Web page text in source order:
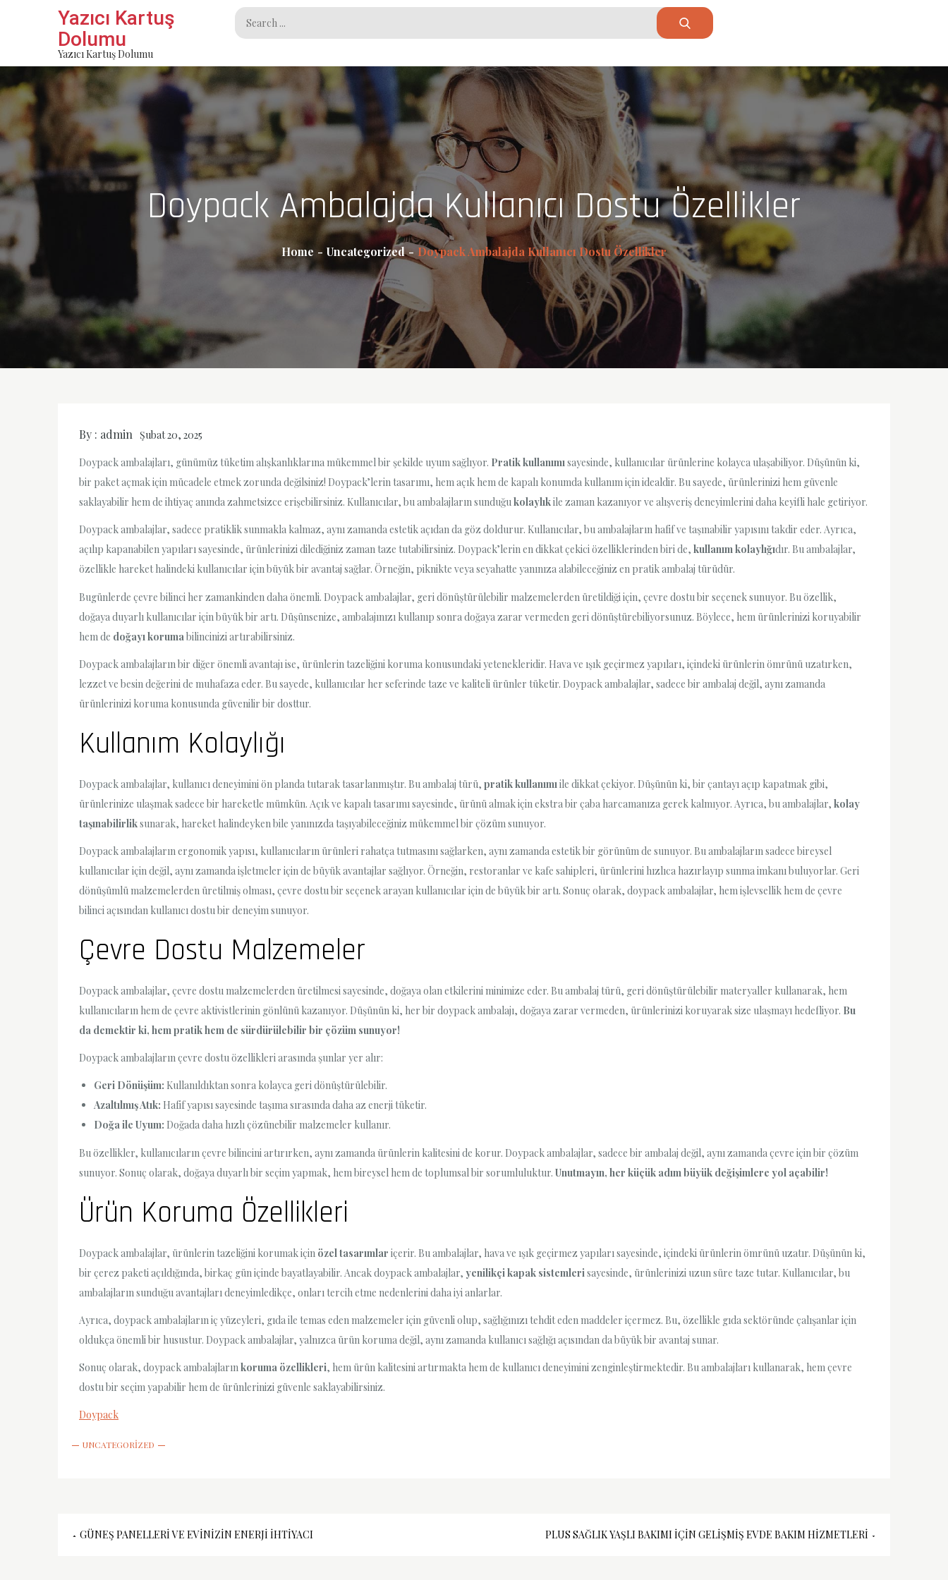
Yazıcı Kartuş
Dolumu
Yazıcı Kartuş Dolumu
Search
for:
Doypack Ambalajda Kullanıcı Dostu Özellikler
Home Uncategorized Doypack Ambalajda Kullanıcı Dostu Özellikler
By : admin Şubat 20, 2025
Doypack ambalajları, günümüz tüketim alışkanlıklarına mükemmel bir şekilde uyum sağlıyor. Pratik kullanımısayesinde, kullanıcılar ürünlerine kolayca ulaşabiliyor. Düşünün ki,
bir paket açmak için mücadele etmek zorunda değilsiniz! Doypack’lerin tasarımı, hem açık hem de kapalı konumda kullanım için idealdir. Bu sayede, ürünlerinizi hem güvenle
saklayabilir hem de ihtiyaç anında zahmetsizce erişebilirsiniz. Kullanıcılar, bu ambalajların sunduğukolaylıkile zaman kazanıyor ve alışveriş deneyimlerini daha keyifli hale getiriyor.
Doypack ambalajlar, sadece pratiklik sunmakla kalmaz, aynı zamanda estetik açıdan da göz doldurur. Kullanıcılar, bu ambalajların hafif ve taşınabilir yapısını takdir eder. Ayrıca,
açılıp kapanabilen yapıları sayesinde, ürünlerinizi dilediğiniz zaman taze tutabilirsiniz. Doypack’lerin en dikkat çekici özelliklerinden biri de, kullanım kolaylığıdır. Bu ambalajlar,
özellikle hareket halindeki kullanıcılar için büyük bir avantaj sağlar. Örneğin, piknikte veya seyahatte yanınıza alabileceğiniz en pratik ambalaj türüdür.
Bugünlerde çevre bilinci her zamankinden daha önemli. Doypack ambalajlar, geri dönüştürülebilir malzemelerden üretildiği için, çevre dostu bir seçenek sunuyor. Bu özellik,
doğaya duyarlı kullanıcılar için büyük bir artı. Düşünsenize, ambalajınızı kullanıp sonra doğaya zarar vermeden geri dönüştürebiliyorsunuz. Böylece, hem ürünlerinizi koruyabilir
hem de doğayı koruma bilincinizi artırabilirsiniz.
Doypack ambalajların bir diğer önemli avantajı ise, ürünlerin tazeliğini koruma konusundaki yetenekleridir. Hava ve ışık geçirmez yapıları, içindeki ürünlerin ömrünü uzatırken,
lezzet ve besin değerini de muhafaza eder. Bu sayede, kullanıcılar her seferinde taze ve kaliteli ürünler tüketir. Doypack ambalajlar, sadece bir ambalaj değil, aynı zamanda
ürünlerinizi koruma konusunda güvenilir bir dosttur.
Kullanım Kolaylığı
Doypack ambalajlar, kullanıcı deneyimini ön planda tutarak tasarlanmıştır. Bu ambalaj türü, pratik kullanımı ile dikkat çekiyor. Düşünün ki, bir çantayı açıp kapatmak gibi,
ürünlerinize ulaşmak sadece bir hareketle mümkün. Açık ve kapalı tasarımı sayesinde, ürünü almak için ekstra bir çaba harcamanıza gerek kalmıyor. Ayrıca, bu ambalajlar, kolay
taşınabilirliksunarak, hareket halindeyken bile yanınızda taşıyabileceğiniz mükemmel bir çözüm sunuyor.
Doypack ambalajların ergonomik yapısı, kullanıcıların ürünleri rahatça tutmasını sağlarken, aynı zamanda estetik bir görünüm de sunuyor. Bu ambalajların sadece bireysel
kullanıcılar için değil, aynı zamanda işletmeler için de büyük avantajlar sağlıyor. Örneğin, restoranlar ve kafe sahipleri, ürünlerini hızlıca hazırlayıp sunma imkanı buluyorlar. Geri
dönüşümlü malzemelerden üretilmiş olması, çevre dostu bir seçenek arayan kullanıcılar için de büyük bir artı. Sonuç olarak, doypack ambalajlar, hem işlevsellik hem de çevre
bilinci açısından kullanıcı dostu bir deneyim sunuyor.
Çevre Dostu Malzemeler
Doypack ambalajlar, çevre dostu malzemelerden üretilmesi sayesinde, doğaya olan etkilerini minimize eder. Bu ambalaj türü, geri dönüştürülebilir materyaller kullanarak, hem
kullanıcıların hem de çevre aktivistlerinin gönlünü kazanıyor. Düşünün ki, her bir doypack ambalajı, doğaya zarar vermeden, ürünlerinizi koruyarak size ulaşmayı hedefliyor. Bu
da demektir ki, hem pratik hem de sürdürülebilir bir çözüm sunuyor!
Doypack ambalajların çevre dostu özellikleri arasında şunlar yer alır:
Geri Dönüşüm: Kullanıldıktan sonra kolayca geri dönüştürülebilir.
Azaltılmış Atık: Hafif yapısı sayesinde taşıma sırasında daha az enerji tüketir.
Doğa ile Uyum: Doğada daha hızlı çözünebilir malzemeler kullanır.
Bu özellikler, kullanıcıların çevre bilincini artırırken, aynı zamanda ürünlerin kalitesini de korur. Doypack ambalajlar, sadece bir ambalaj değil, aynı zamanda çevre için bir çözüm
sunuyor. Sonuç olarak, doğaya duyarlı bir seçim yapmak, hem bireysel hem de toplumsal bir sorumluluktur. Unutmayın, her küçük adım büyük değişimlere yol açabilir!
Ürün Koruma Özellikleri
Doypack ambalajlar, ürünlerin tazeliğini korumak için özel tasarımlar içerir. Bu ambalajlar, hava ve ışık geçirmez yapıları sayesinde, içindeki ürünlerin ömrünü uzatır. Düşünün ki,
bir çerez paketi açıldığında, birkaç gün içinde bayatlayabilir. Ancak doypack ambalajlar, yenilikçi kapak sistemleri sayesinde, ürünlerinizi uzun süre taze tutar. Kullanıcılar, bu
ambalajların sunduğu avantajları deneyimledikçe, onları tercih etme nedenlerini daha iyi anlarlar.
Ayrıca, doypack ambalajların iç yüzeyleri, gıda ile temas eden malzemeler için güvenli olup, sağlığınızı tehdit eden maddeler içermez. Bu, özellikle gıda sektöründe çalışanlar için
oldukça önemli bir husustur. Doypack ambalajlar, yalnızca ürün koruma değil, aynı zamanda kullanıcı sağlığı açısından da büyük bir avantaj sunar.
Sonuç olarak, doypack ambalajlarınkoruma özellikleri, hem ürün kalitesini artırmakta hem de kullanıcı deneyimini zenginleştirmektedir. Bu ambalajları kullanarak, hem çevre
dostu bir seçim yapabilir hem de ürünlerinizi güvenle saklayabilirsiniz.
Doypack
UNCATEGORIZED
Yazı
GÜNEŞ PANELLERI VE EVINIZIN ENERJI İHTIYACI PLUS SAĞLIK YAŞLI BAKIMI İÇIN GELIŞMIŞ EVDE BAKIM HIZMETLERI